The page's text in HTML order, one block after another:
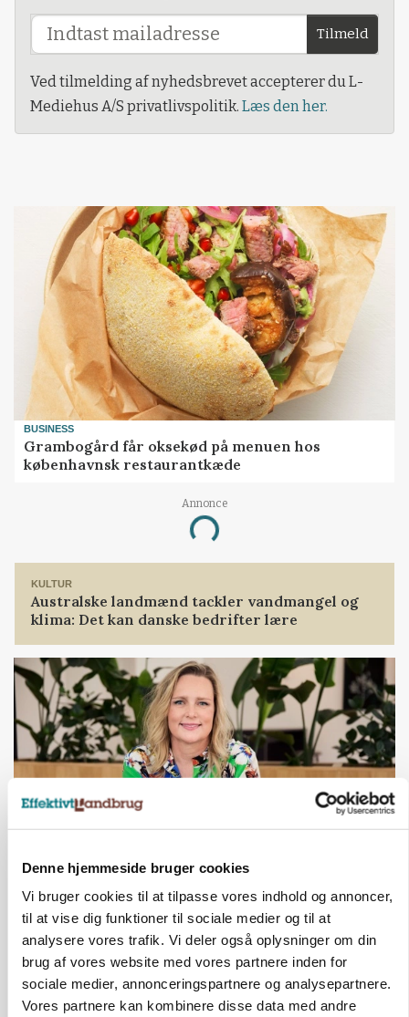
Denne hjemmeside bruger cookies
Vi bruger cookies til at tilpasse vores indhold og annoncer,
til at vise dig funktioner til sociale medier og til at
analysere vores trafik. Vi deler også oplysninger om din
brug af vores website med vores partnere inden for
sociale medier, annonceringspartnere og analysepartnere.
Vores partnere kan kombinere disse data med andre
Tilmeld
Ved tilmelding af nyhedsbrevet accepterer du L-
Mediehus A/S privatlivspolitik. Læs den her.
BUSINESS
Grambogård får oksekød på menuen hos
københavnsk restaurantkæde
Annonce
Loading...
KULTUR
Australske landmænd tackler vandmangel og
klima: Det kan danske bedrifter lære
Ny HR-chef skal koble kultur og forretning i
Seges Innovation
ANNONCE
Der kan være penge gemt, i foderstrategien